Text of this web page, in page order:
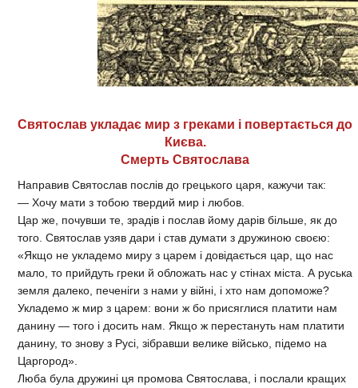
Святослав укладає мир з греками і повертається до
Києва.
Смерть Святослава
Направив Святослав послів до грецького царя, кажучи так:
— Хочу мати з тобою твердий мир і любов.
Цар же, почувши те, зрадів і послав йому дарів більше, як до
того. Святослав узяв дари і став думати з дружиною своєю:
«Якщо не укладемо миру з царем і довідається цар, що нас
мало, то прийдуть греки й обложать нас у стінах міста. А руська
земля далеко, печеніги з нами у війні, і хто нам допоможе?
Укладемо ж мир з царем: вони ж бо присяглися платити нам
данину — того і досить нам. Якщо ж перестануть нам платити
данину, то знову з Русі, зібравши велике військо, підемо на
Царгород».
Люба була дружині ця промова Святослава, і послали кращих